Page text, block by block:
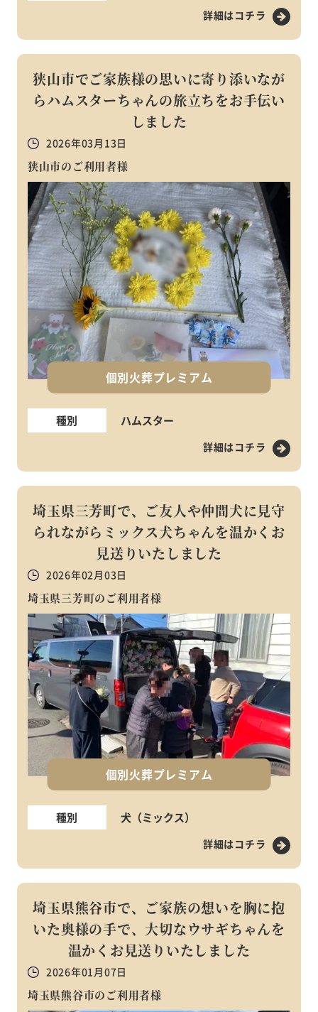
詳細はコチラ
狭山市でご家族様の思いに寄り添いなが
らハムスターちゃんの旅立ちをお手伝い
しました
2026年03月13日
狭山市のご利用者様
個別火葬プレミアム
種別 ハムスター
詳細はコチラ
埼玉県三芳町で、ご友人や仲間犬に見守
られながらミックス犬ちゃんを温かくお
見送りいたしました
2026年02月03日
埼玉県三芳町のご利用者様
個別火葬プレミアム
種別 犬（ミックス）
詳細はコチラ
埼玉県熊谷市で、ご家族の想いを胸に抱
いた奥様の手で、大切なウサギちゃんを
温かくお見送りいたしました
2026年01月07日
埼玉県熊谷市のご利用者様